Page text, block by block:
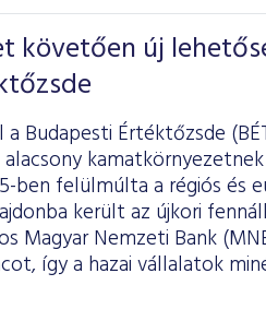
követően új
a Budapesti Értéktőzsde
ben felülmúlta a régiós és
került az újkori
Magyar Nemzeti Bank
így a hazai vállalatok